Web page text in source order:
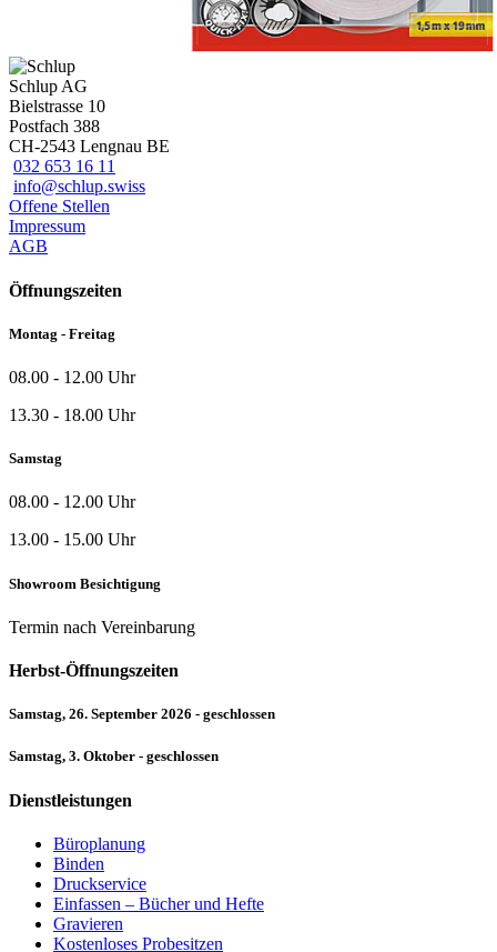
Schlup AG
Bielstrasse 10
Postfach 388
CH-2543 Lengnau BE
032 653 16 11
info@schlup.swiss
Offene Stellen
Impressum
AGB
Öffnungszeiten
Montag - Freitag
08.00 - 12.00 Uhr
13.30 - 18.00 Uhr
Samstag
08.00 - 12.00 Uhr
13.00 - 15.00 Uhr
Showroom Besichtigung
Termin nach Vereinbarung
Herbst-Öffnungszeiten
Samstag, 26. September 2026 - geschlossen
Samstag, 3. Oktober - geschlossen
Dienstleistungen
Büroplanung
Binden
Druckservice
Einfassen – Bücher und Hefte
Gravieren
Kostenloses Probesitzen